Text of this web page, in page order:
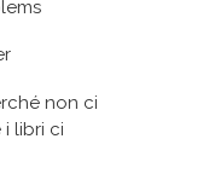
non ci
libri ci